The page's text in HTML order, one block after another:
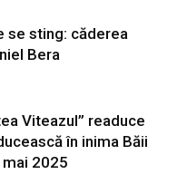
se sting: căderea
Bera
Viteazul” readuce
în inima Băii
2025